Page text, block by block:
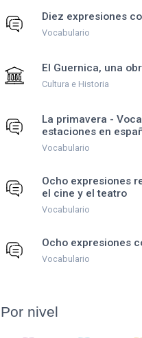
Diez expresiones
Vocabulario
El Guernica, una
Cultura e Historia
La primavera -
estaciones en
Vocabulario
Ocho expresiones
el cine y el teatro
Vocabulario
Ocho expresiones
Vocabulario
Por nivel